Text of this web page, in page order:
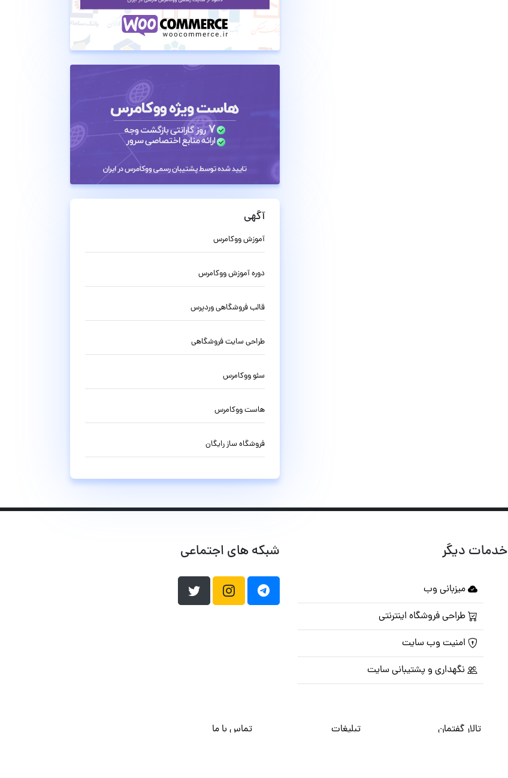
آگهی
آموزش ووکامرس
دوره آموزش ووکامرس
قالب فروشگاهی وردپرس
طراحی سایت فروشگاهی
سئو ووکامرس
هاست ووکامرس
فروشگاه ساز رایگان
خدمات دیگر
میزبانی وب
طراحی فروشگاه اینترنتی
امنیت وب سایت
نگهداری و پشتیبانی سایت
شبکه های اجتماعی
تالار گفتمان تبلیغات تماس با ما